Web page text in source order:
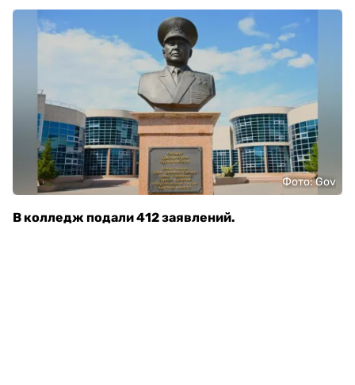
Фото: Gov
В колледж подали 412 заявлений.